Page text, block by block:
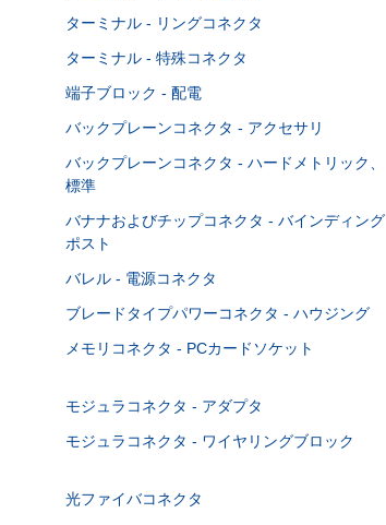
ターミナル - リングコネクタ
ターミナル - 特殊コネクタ
端子ブロック - 配電
バックプレーンコネクタ - アクセサリ
バックプレーンコネクタ - ハードメトリック、
標準
バナナおよびチップコネクタ - バインディング
ポスト
バレル - 電源コネクタ
ブレードタイプパワーコネクタ - ハウジング
メモリコネクタ - PCカードソケット
モジュラコネクタ - アダプタ
モジュラコネクタ - ワイヤリングブロック
光ファイバコネクタ